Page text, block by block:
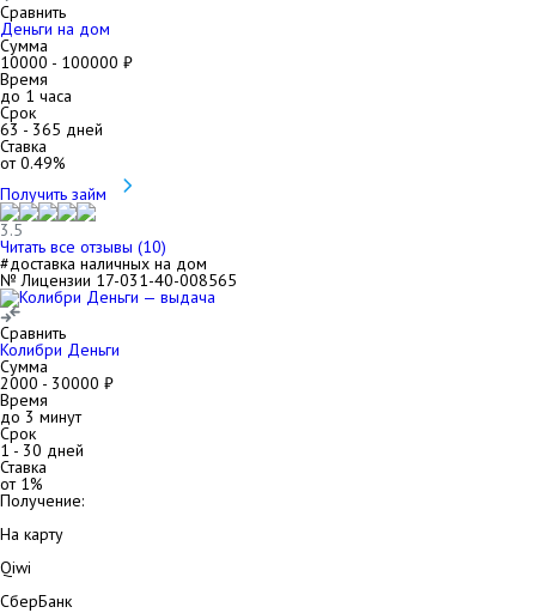
Сравнить
Деньги на дом
Сумма
10000 - 100000 ₽
Время
до 1 часа
Срок
63 - 365 дней
Ставка
от0.49%
Получить займ
3.5
Читать все отзывы (10)
#доставка наличных на дом
№ Лицензии 17-031-40-008565
Сравнить
Колибри Деньги
Сумма
2000 - 30000 ₽
Время
до 3 минут
Срок
1- 30 дней
Ставка
от 1%
Получение:
На карту
Qiwi
СберБанк